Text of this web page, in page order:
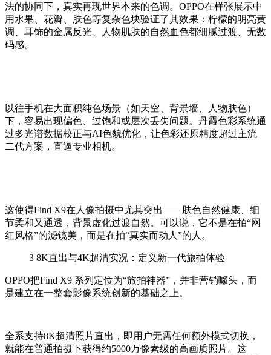
法的协同下，真实再现世界本来的色调。OPPO在样张展示中
用水果、花瓣、肤色等复杂色块验证了其效果：柠檬的明亮黄
调、耳饰的金属反光、人物肌肤的自然血色都细腻过渡、无数
码感。
以往手机在大面积纯色场景（如天空、背景墙、人物肤色）
下，容易出现偏色、过饱和或层次丢失问题。丹霞色彩系统通
过多光谱数据校正与AI色貌优化，让色彩还原精度超过主流
二代方案，直逼专业相机。
这使得Find X9在人像拍摄中尤其突出——肤色自然健康、细
节柔和又通透，背景虚化过渡自然。可以说，它不是在拍“网
红风格”的滤镜美，而是在拍“真实而动人”的人。
3 8K直出与4K超清实况：定义新一代旅拍体验
OPPO把Find X9 系列定位为“旅拍神器”，并非营销噱头，而
是建立在一整套影像系统创新的基础之上。
全系支持8K超清照片直出，即用户无需任何额外模式切换，
就能在普通拍摄下获得约5000万像素级的高画质照片。这